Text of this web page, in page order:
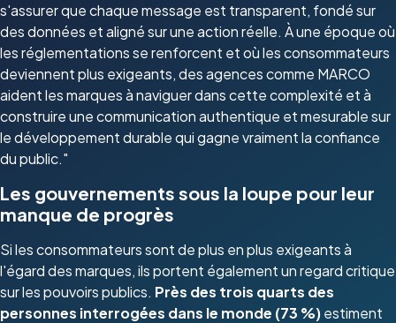
s'assurer que chaque message est transparent, fondé sur
des données et aligné sur une action réelle. À une époque où
les réglementations se renforcent et où les consommateurs
deviennent plus exigeants, des agences comme MARCO
aident les marques à naviguer dans cette complexité et à
construire une communication authentique et mesurable sur
le développement durable qui gagne vraiment la confiance
du public."
Les gouvernements sous la loupe pour leur
manque de progrès
Si les consommateurs sont de plus en plus exigeants à
l'égard des marques, ils portent également un regard critique
sur les pouvoirs publics. Près des trois quarts des
personnes interrogées dans le monde (73 %)estiment